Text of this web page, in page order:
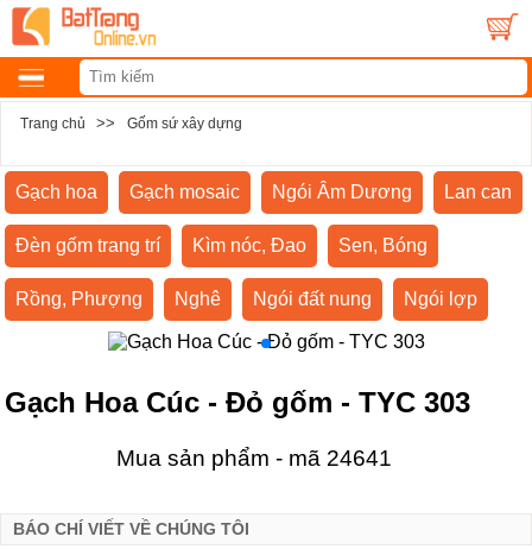
Trang chủ >> Gốm sứ xây dựng
Gạch hoa Gạch mosaic Ngói Âm Dương Lan can
Đèn gốm trang trí Kìm nóc, Đao Sen, Bóng
Rồng, Phượng Nghê Ngói đất nung Ngói lợp
Gạch Hoa Cúc - Đỏ gốm - TYC 303
Mua sản phẩm - mã 24641
BÁO CHÍ VIẾT VỀ CHÚNG TÔI